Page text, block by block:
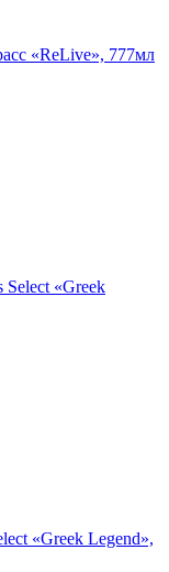
«ReLive», 777мл
«Greek
«Greek Legend»,